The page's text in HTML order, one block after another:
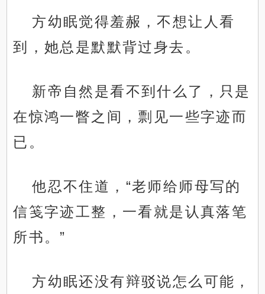
方幼眠觉得羞赧，不想让人看
到，她总是默默背过身去。
新帝自然是看不到什么了，只是
在惊鸿一瞥之间，剽见一些字迹而
已。
他忍不住道，“老师给师母写的
信笺字迹工整，一看就是认真落笔
所书。”
方幼眠还没有辩驳说怎么可能，